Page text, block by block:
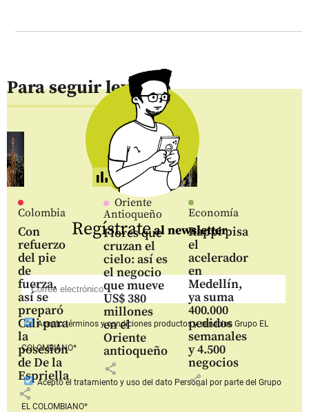
Para seguir leyendo
Colombia
Con
refuerzo
del pie
de
fuerza,
así se
preparó
Cali para
la
posesión
de De la
Espriella
share
Oriente
Antioqueño
Flores que
cruzan el
cielo: así es
el negocio
que mueve
US$ 380
millones
en el
Oriente
antioqueño
share
Economía
Rappi pisa
el
acelerador
en
Medellín,
ya suma
400.000
pedidos
semanales
y 4.500
negocios
share
Regístrateal newsletter
Aceptotérminos y condiciones productos y serviciosGrupo EL
COLOMBIANO*
Aceptoel tratamiento y uso del dato Personal por parte del Grupo
EL COLOMBIANO*